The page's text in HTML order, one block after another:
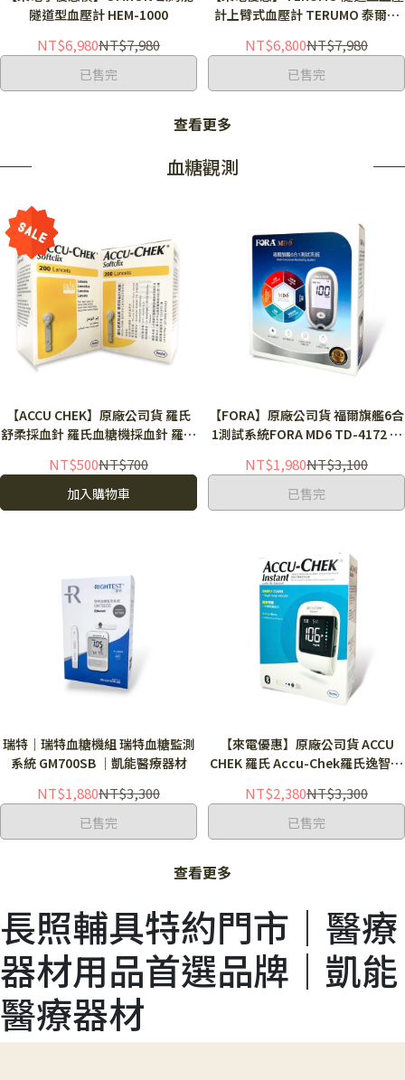
隧道型血壓計 HEM-1000
NT$6,980NT$7,980
已售完
計上臂式血壓計 TERUMO 泰爾茂
器) ESP2020
NT$6,800NT$7,980
已售完
查看更多
血糖觀測
【ACCU CHEK】原廠公司貨 羅氏
舒柔採血針 羅氏血糖機採血針 羅氏
血針 採血針
NT$500NT$700
加入購物車
【FORA】原廠公司貨 福爾旗艦6合
1測試系統FORA MD6 TD-4172 藍
NT$1,980NT$3,100
已售完
瑞特｜瑞特血糖機組 瑞特血糖監測
系統 GM700SB ｜凱能醫療器材
NT$1,880NT$3,300
已售完
【來電優惠】原廠公司貨 ACCU
CHEK 羅氏 Accu-Chek羅氏逸智血
糖機 藍芽血糖機組 逸智血糖機
NT$2,380NT$3,300
已售完
查看更多
長照輔具特約門市｜醫療
器材用品首選品牌｜凱能
醫療器材